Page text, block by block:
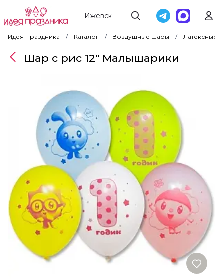
Ижевск
Идея Праздника Каталог Воздушные шары Латексные
Шар с рис 12" Малышарики